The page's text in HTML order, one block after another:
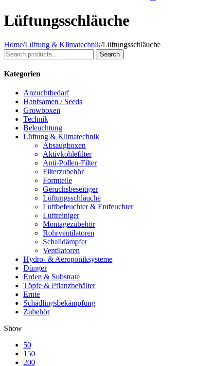
Lüftungsschläuche
Home/Lüftung & Klimatechnik/Lüftungsschläuche
Search
for:
Search
Kategorien
Anzuchtbedarf
Hanfsamen / Seeds
Growboxen
Technik
Beleuchtung
Lüftung & Klimatechnik
Absaugboxen
Aktivkohlefilter
Anti-Pollen-Filter
Filterzubehör
Formteile
Geruchsbeseitiger
Lüftungsschläuche
Luftbefeuchter & Entfeuchter
Luftreiniger
Montagezubehör
Rohrventilatoren
Schalldämpfer
Ventilatoren
Hydro- & Aeroponiksysteme
Dünger
Erden & Substrate
Töpfe & Pflanzbehälter
Ernte
Schädlingsbekämpfung
Zubehör
Show
50
150
200